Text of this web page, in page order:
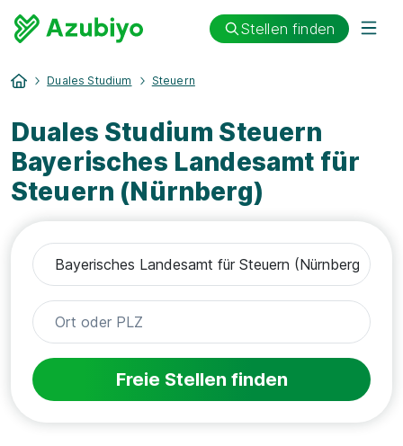
Stellen finden
Duales Studium Steuern
Duales Studium Steuern
Bayerisches Landesamt für
Steuern (Nürnberg)
Freie Stellen finden